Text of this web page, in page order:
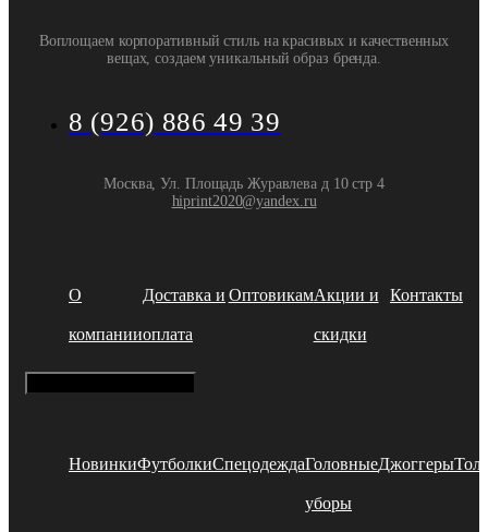
Воплощаем корпоративный стиль на красивых и качественных
вещах, создаем уникальный образ бренда.
8 (926) 886 49 39
Москва, Ул. Площадь Журавлева д 10 стр 4
hiprint2020@yandex.ru
О
компании
Доставка и
оплата
ОптовикамАкции и
скидки
Контакты
НовинкиФутболкиСпецодеждаГоловные
уборы
Джоггеры